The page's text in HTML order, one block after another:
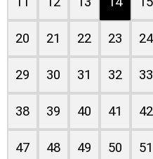
20 21 22 23 24
29 30 31 32 33
38 39 40 41 42
47 48 49 50 51